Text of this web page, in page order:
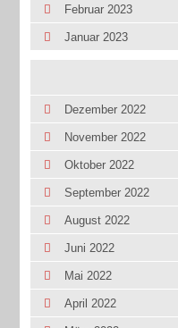
Februar 2023
Januar 2023
Dezember 2022
November 2022
Oktober 2022
September 2022
August 2022
Juni 2022
Mai 2022
April 2022